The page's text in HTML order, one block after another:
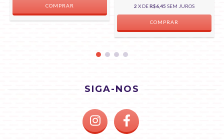
COMPRAR 2 X DER$6,45 SEM JUROS
COMPRAR
SIGA-NOS